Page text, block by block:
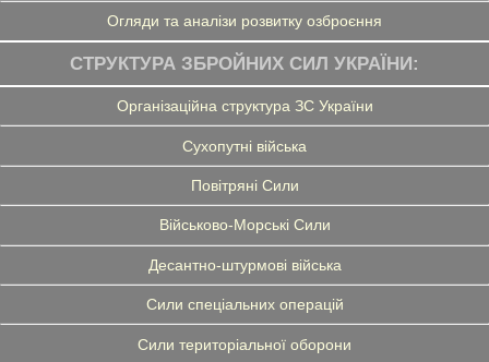
Огляди та аналізи розвитку озброєння
СТРУКТУРА ЗБРОЙНИХ СИЛ УКРАЇНИ:
Організаційна структура ЗС України
Сухопутні війська
Повітряні Сили
Військово-Морські Сили
Десантно-штурмові війська
Сили спеціальних операцій
Сили територіальної оборони